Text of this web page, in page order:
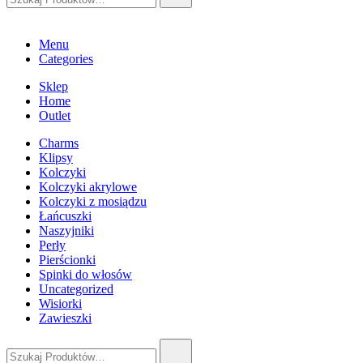
Menu
Categories
Sklep
Home
Outlet
Charms
Klipsy
Kolczyki
Kolczyki akrylowe
Kolczyki z mosiądzu
Łańcuszki
Naszyjniki
Perły
Pierścionki
Spinki do włosów
Uncategorized
Wisiorki
Zawieszki